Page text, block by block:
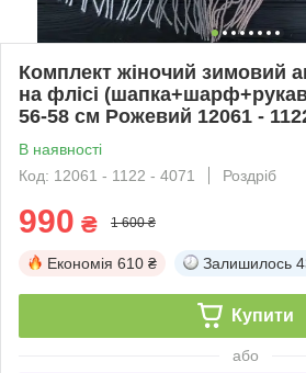
Комплект жіночий зимовий
на флісі
56-58 см Рожевий 12061 -
В наявності
Код: 12061 - 1122 - 4071
Роздріб
990 ₴ 1 600 ₴
Економія 610 ₴ Залишилось
Купити
або